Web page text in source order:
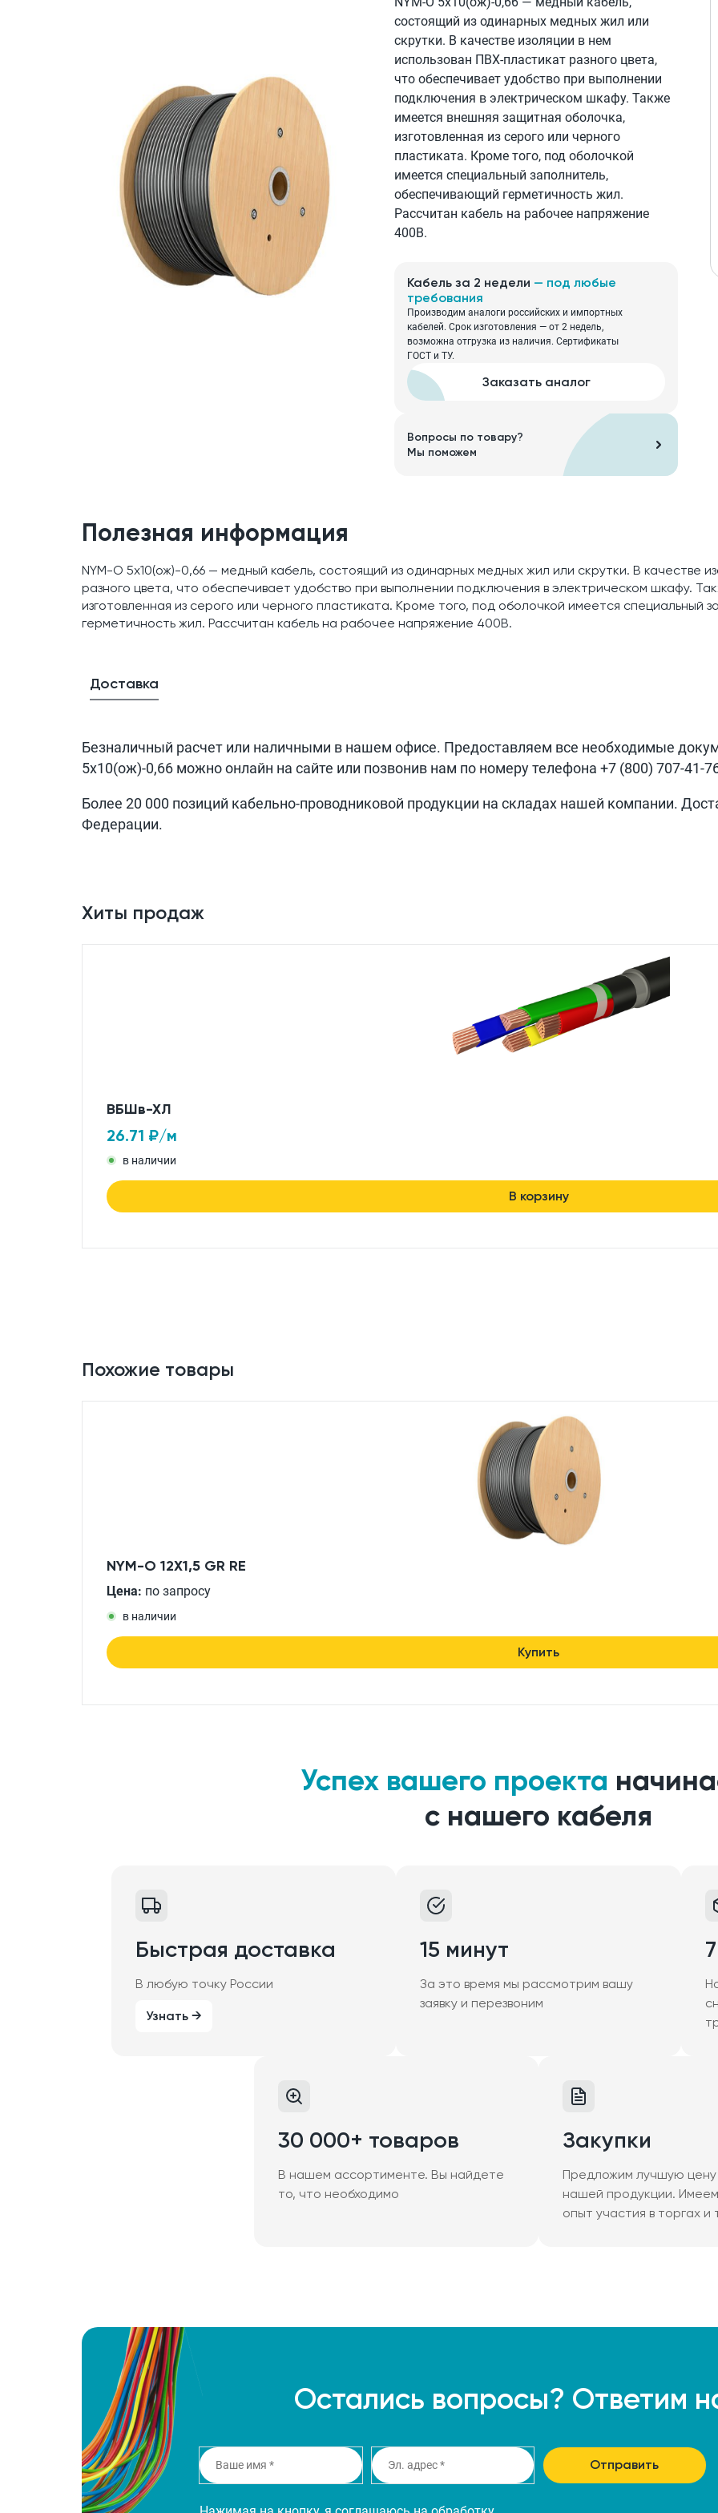
состоящий из одинарных медных жил или
скрутки. В качестве изоляции в нем
использован ПВХ-пластикат разного цвета,
что обеспечивает удобство при выполнении
подключения в электрическом шкафу. Также
имеется внешняя защитная оболочка,
изготовленная из серого или черного
пластиката. Кроме того, под оболочкой
имеется специальный заполнитель,
обеспечивающий герметичность жил.
Рассчитан кабель на рабочее напряжение
400В.
Кабель за 2 недели — под любые
требования
Производим аналоги российских и импортных
кабелей. Срок изготовления — от 2 недель,
возможна отгрузка из наличия. Сертификаты
ГОСТ и ТУ.
Заказать аналог
Вопросы по товару?
Мы поможем
Полезная информация
NYM-O 5x10(ож)-0,66 — медный кабель, состоящий из одинарных медных жил или скрутки. В качестве
разного цвета, что обеспечивает удобство при выполнении подключения в электрическом шкафу.
изготовленная из серого или черного пластиката. Кроме того, под оболочкой имеется специальный
герметичность жил. Рассчитан кабель на рабочее напряжение 400В.
Доставка
Безналичный расчет или наличными в нашем офисе. Предоставляем все необходимые
5x10(ож)-0,66 можно онлайн на сайте или позвонив нам по номеру телефона +7 (800) 707-41-
Более 20 000 позиций кабельно-проводниковой продукции на складах нашей компании.
Федерации.
Хиты продаж
ВБШв-ХЛ
26.71 ₽/м
в наличии
В корзину
Похожие товары
NYM-O 12X1,5 GR RE
Цена: по запросу
в наличии
Купить
Успех вашего проекта
с нашего кабеля
Быстрая доставка
В любую точку России
Узнать →
15 минут
За это время мы рассмотрим вашу
заявку и перезвоним
30 000+ товаров
В нашем ассортименте. Вы найдете
то, что необходимо
Закупки
Предложим лучшую цену
нашей продукции.
опыт участия в торгах и
Остались вопросы? Ответим
Отправить